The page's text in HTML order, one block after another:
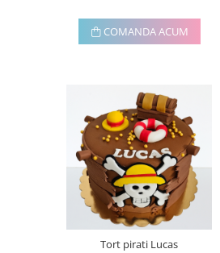
COMANDA ACUM
Tort pirati Lucas